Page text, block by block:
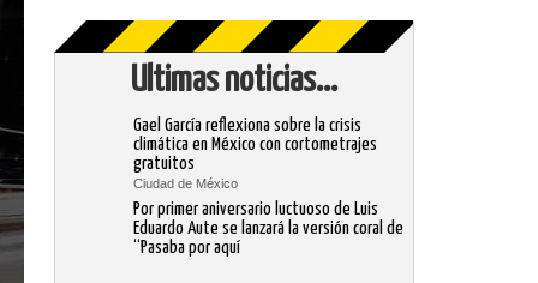
Ultimas noticias...
Gael García reflexiona sobre la crisis
climática en México con cortometrajes
gratuitos
Ciudad de México
Por primer aniversario luctuoso de Luis
Eduardo Aute se lanzará la versión coral de
“Pasaba por aquí